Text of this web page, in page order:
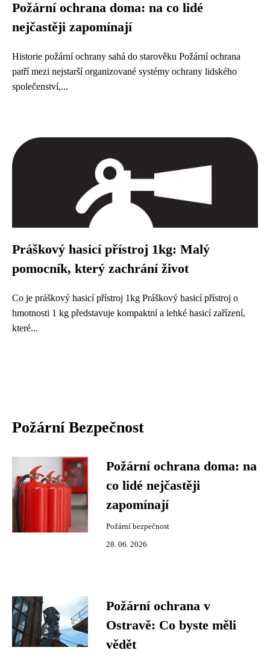
Požární ochrana doma: na co lidé
nejčastěji zapomínají
Historie požární ochrany sahá do starověku Požární ochrana
patří mezi nejstarší organizované systémy ochrany lidského
společenství,...
Práškový hasicí přístroj 1kg: Malý
pomocník, který zachrání život
Co je práškový hasicí přístroj 1kg Práškový hasicí přístroj o
hmotnosti 1 kg představuje kompaktní a lehké hasicí zařízení,
které...
Požární Bezpečnost
Požární ochrana doma: na
co lidé nejčastěji
zapomínají
Požární bezpečnost
28. 06. 2026
Požární ochrana v
Ostravě: Co byste měli
vědět